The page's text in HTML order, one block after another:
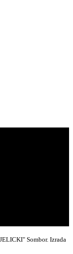
Sombor. Izrada